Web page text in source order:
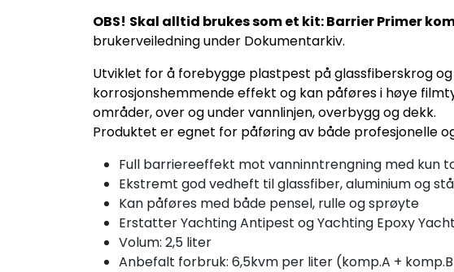
OBS! Skal alltid brukes som et kit: Barrier Primer
brukerveiledning under Dokumentarkiv.
Utviklet for å forebygge plastpest på glassfiberskrog
korrosjonshemmende effekt og kan påføres i høye
områder, over og under vannlinjen, overbygg og dekk.
Produktet er egnet for påføring av både profesjonelle
Full barriereeffekt mot vanninntrengning med kun
Ekstremt god vedheft til glassfiber, aluminium og
Kan påføres med både pensel, rulle og sprøyte
Erstatter Yachting Antipest og Yachting Epoxy
Volum: 2,5 liter
Anbefalt forbruk: 6,5kvm per liter (komp.A +